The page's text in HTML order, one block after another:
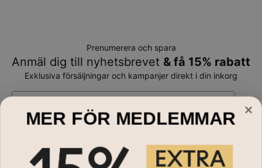
Prenumerera och spara
Anmäl dig till nyhetsbrevet & få 15% rabatt
Exklusiva försäljningar och kampanjer direkt i din inkorg
MER FÖR MEDLEMMAR